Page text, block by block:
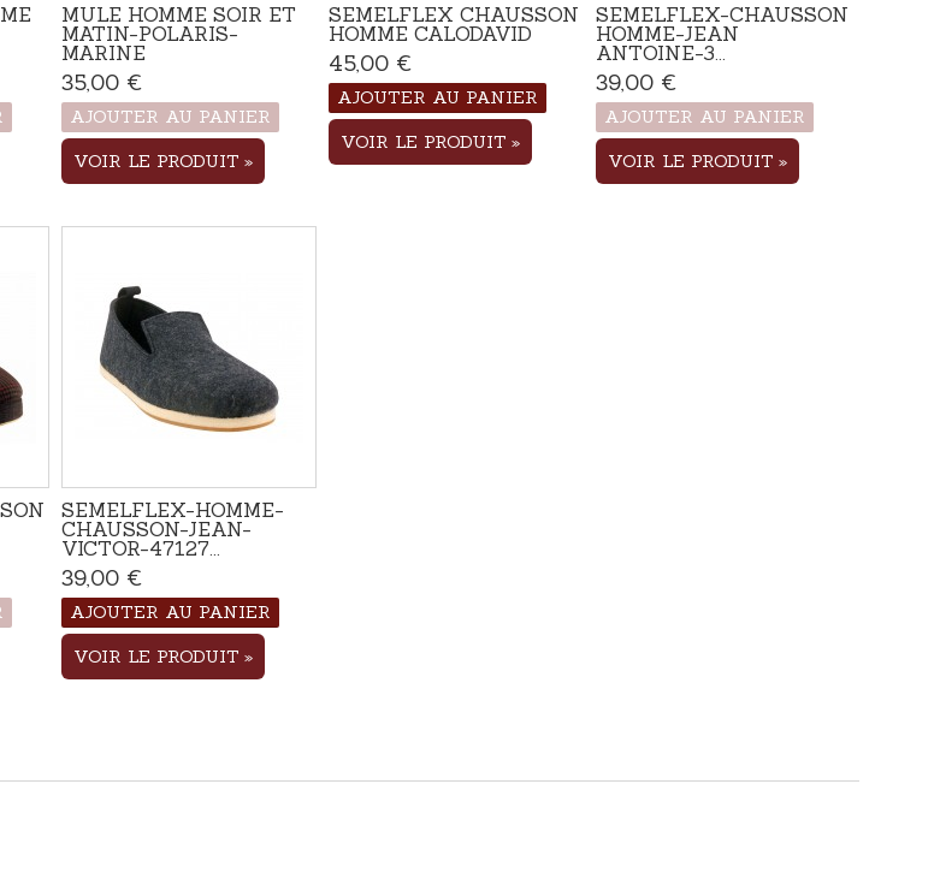
MULE HOMME SOIR ET
MATIN-POLARIS-
MARINE
35,00 €
AJOUTER AU PANIER
VOIR LE PRODUIT
SEMELFLEX CHAUSSON
HOMME CALODAVID
45,00 €
AJOUTER AU PANIER
VOIR LE PRODUIT
SEMELFLEX-CHAUSSON
HOMME-JEAN
ANTOINE-3...
39,00 €
AJOUTER AU PANIER
VOIR LE PRODUIT
SEMELFLEX-HOMME-
CHAUSSON-JEAN-
VICTOR-47127...
39,00 €
AJOUTER AU PANIER
VOIR LE PRODUIT